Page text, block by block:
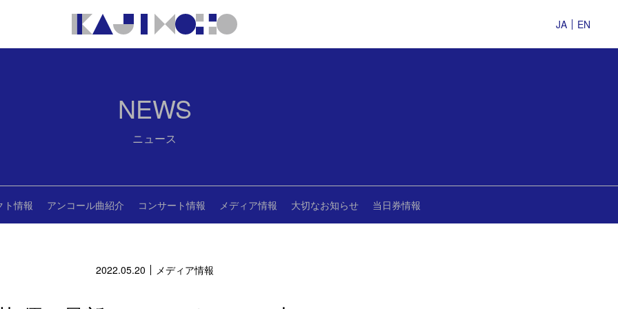
JA EN
NEWS
ニュース
ト情報 アンコール曲紹介 コンサート情報 メディア情報 大切なお知らせ 当日券情報
2022.05.20 メディア情報